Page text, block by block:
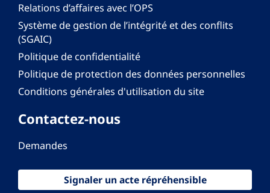
Relations d’affaires avec l’OPS
Système de gestion de l’intégrité et des conflits
(SGAIC)
Politique de confidentialité
Politique de protection des données personnelles
Conditions générales d'utilisation du site
Contactez-nous
Demandes
Signaler un acte répréhensible